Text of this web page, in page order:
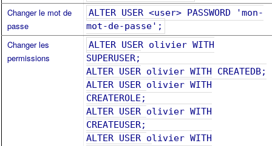
Changer le mot de
passe
ALTER USER <user> PASSWORD 'mon-
mot-de-passe';
Changer les
permissions
ALTER USER olivier WITH
SUPERUSER;
ALTER USER olivier WITH CREATEDB;
ALTER USER olivier WITH
CREATEROLE;
ALTER USER olivier WITH
CREATEUSER;
ALTER USER olivier WITH